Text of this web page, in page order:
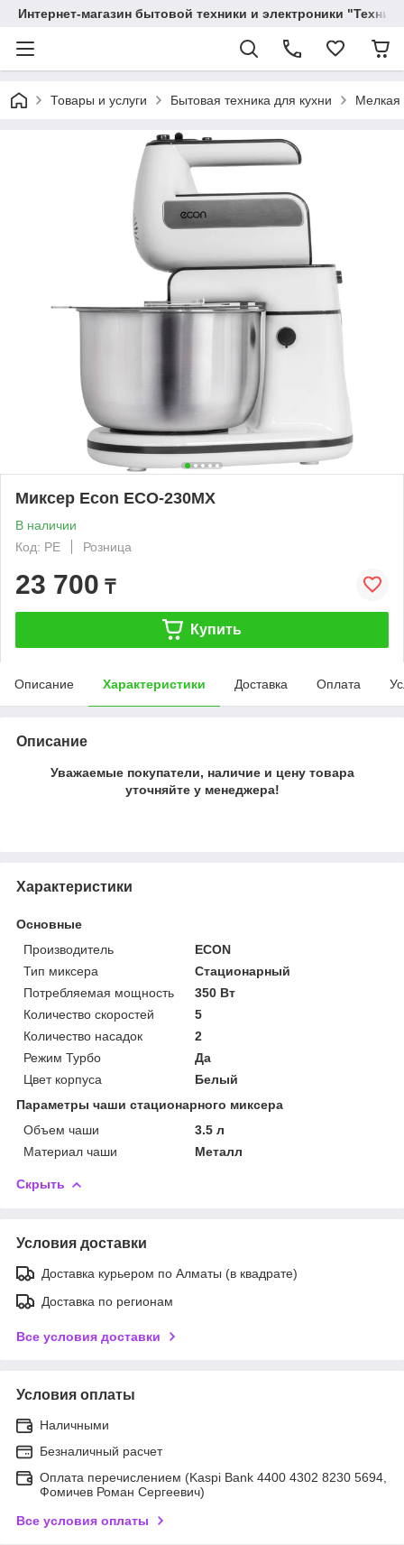
Интернет-магазин бытовой техники и электроники
Товары и услуги Бытовая техника для кухни Мелкая
Миксер Econ ECO-230MX
В наличии
Код: PE
Розница
23 700 ₸
Купить
Описание Характеристики Доставка Оплата
Описание
Уважаемые покупатели, наличие и цену товара
уточняйте у менеджера!
Характеристики
Основные
Производитель
ECON
Тип миксера
Стационарный
Потребляемая мощность
350 Вт
Количество скоростей
5
Количество насадок
2
Режим Турбо
Да
Цвет корпуса
Белый
Параметры чаши стационарного миксера
Объем чаши
3.5 л
Материал чаши
Металл
Скрыть
Условия доставки
Доставка курьером по Алматы (в квадрате)
Доставка по регионам
Все условия доставки
Условия оплаты
Наличными
Безналичный расчет
Оплата перечислением (Kaspi Bank 4400 4302 8230 5694,
Фомичев Роман Сергеевич)
Все условия оплаты